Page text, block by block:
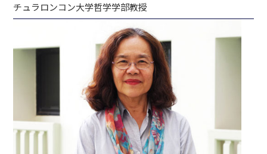
チュラロンコン大学哲学学部教授